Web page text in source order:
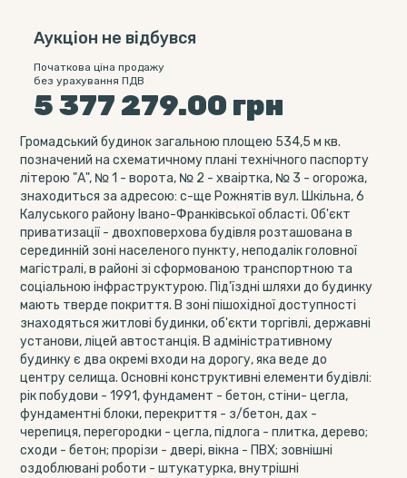
Аукціон не відбувся
Початкова ціна продажу
без урахування ПДВ
5 377 279.00 грн
Громадський будинок загальною площею 534,5 м кв.
позначений на схематичному плані технічного паспорту
літерою "А", № 1 - ворота, № 2 - хваіртка, № 3 - огорожа,
знаходиться за адресою: с-ще Рожнятів вул. Шкільна, 6
Калуського району Івано-Франківської області. Об'єкт
приватизації - двохповерхова будівля розташована в
серединній зоні населеного пункту, неподалік головної
магістралі, в районі зі сформованою транспортною та
соціальною інфраструктурою. Під'їздні шляхи до будинку
мають тверде покриття. В зоні пішохідної доступності
знаходяться житлові будинки, об'єкти торгівлі, державні
установи, ліцей автостанція. В адміністративному
будинку є два окремі входи на дорогу, яка веде до
центру селища. Основні конструктивні елементи будівлі:
рік побудови - 1991, фундамент - бетон, стіни- цегла,
фундаментні блоки, перекриття - з/бетон, дах -
черепиця, перегородки - цегла, підлога - плитка, дерево;
сходи - бетон; прорізи - двері, вікна - ПВХ; зовнішні
оздоблювані роботи - штукатурка, внутрішні